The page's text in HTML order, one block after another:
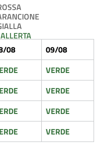
08
09/08
VERDE
VERDE
VERDE
VERDE